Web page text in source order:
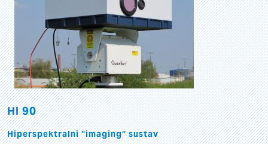
HI 90
Hiperspektralni “imaging“ sustav